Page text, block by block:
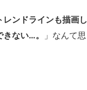
ンドラインも描画し
ない…。
」なんて思